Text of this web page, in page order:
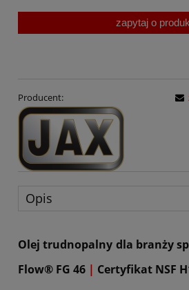
zapytaj o
Producent:
Opis
Olej trudnopalny dla branży
Flow® FG 46 | Certyfikat NSF